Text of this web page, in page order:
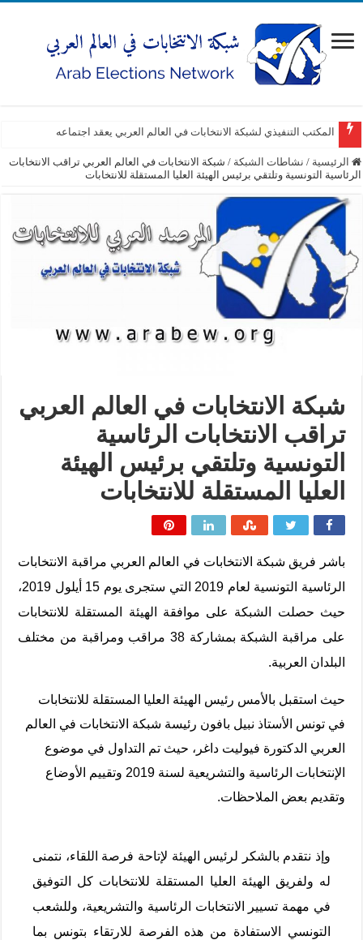
المكتب التنفيذي لشبكة الانتخابات في العالم العربي يعقد اجتماعه
الرئيسية / نشاطات الشبكة / شبكة الانتخابات في العالم العربي تراقب الانتخابات
الرئاسية التونسية وتلتقي برئيس الهيئة العليا المستقلة للانتخابات
شبكة الانتخابات في العالم العربي
تراقب الانتخابات الرئاسية
التونسية وتلتقي برئيس الهيئة
العليا المستقلة للانتخابات
باشر فريق شبكة الانتخابات في العالم العربي مراقبة الانتخابات
الرئاسية التونسية لعام 2019 التي ستجرى يوم 15 أيلول 2019،
حيث حصلت الشبكة على موافقة الهيئة المستقلة للانتخابات
على مراقبة الشبكة بمشاركة 38 مراقب ومراقبة من مختلف
البلدان العربية.
حيث استقبل بالأمس رئيس الهيئة العليا المستقلة للانتخابات
في تونس الأستاذ نبيل بافون رئيسة شبكة الانتخابات في العالم
العربي الدكتورة فيوليت داغر، حيث تم التداول في موضوع
الإنتخابات
الرئاسية والتشريعية لسنة 2019 وتقييم الأوضاع
وتقديم بعض الملاحظات.
وإذ نتقدم بالشكر لرئيس الهيئة لإتاحة فرصة اللقاء، نتمنى
له ولفريق الهيئة العليا المستقلة للانتخابات كل التوفيق
في مهمة تسيير الانتخابات الرئاسية والتشريعية، وللشعب
التونسي الاستفادة من هذه الفرصة للارتقاء بتونس بما